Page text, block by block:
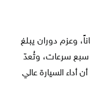
على محرّك 4 سلندر بقوة 288 حصاناً، وعزم دوران يبلغ
سبع سرعات، وتُعدّ
أداء السيارة عالي